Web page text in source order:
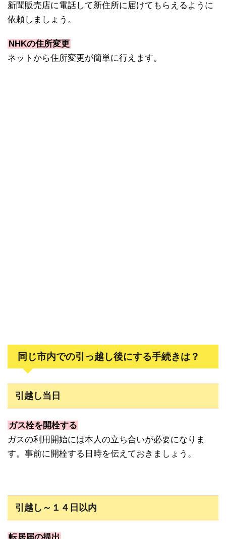
新聞販売店に電話して新住所に届けてもらえるように
依頼しましょう。
NHKの住所変更
ネットから住所変更が簡単に行えます。
同じ市内での引っ越し後にする手続きは？
引越し当日
ガス栓を開栓する
ガスの利用開始には本人の立ち合いが必要になりま
す。事前に開栓する日時を伝えておきましょう。
引越し～１４日以内